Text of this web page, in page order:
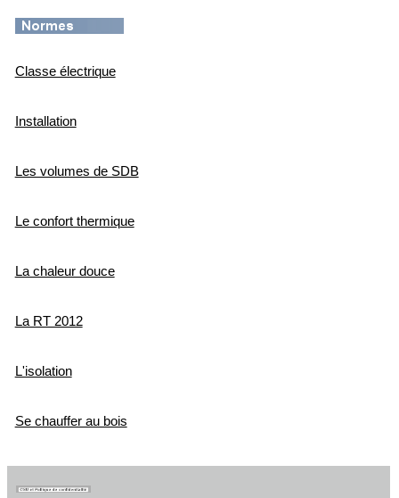
Classe électrique
Installation
Les volumes de SDB
Le confort thermique
La chaleur douce
La RT 2012
L'isolation
Se chauffer au bois